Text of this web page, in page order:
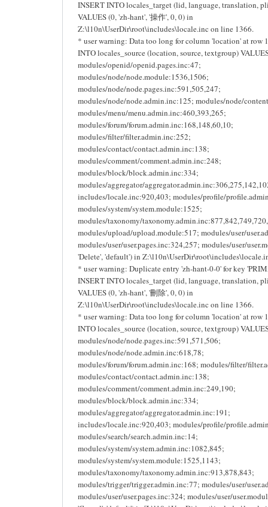
INSERT INTO locales_target (lid, language, translation,
VALUES (0, 'zh-hant', '操作', 0, 0) in
Z:\l10n\UserDir\root\includes\locale.inc on line 1366.
* user warning: Data too long for column 'location' at row
INTO locales_source (location, source, textgroup)
modules/openid/openid.pages.inc:47;
modules/node/node.module:1536,1506;
modules/node/node.pages.inc:591,505,247;
modules/node/node.admin.inc:125; modules/node/
modules/menu/menu.admin.inc:460,393,265;
modules/forum/forum.admin.inc:168,148,60,10;
modules/filter/filter.admin.inc:252;
modules/contact/contact.admin.inc:138;
modules/comment/comment.admin.inc:248;
modules/block/block.admin.inc:334;
modules/aggregator/
includes/locale.inc:920,403; modules/profile/
modules/system/system.module:1525;
modules/taxonomy/
modules/upload/upload.module:517; modules/user/
modules/user/user.pages.inc:324,257; modules/user/
'Delete', 'default') in
* user warning: Duplicate entry 'zh-hant-0-0' for key
INSERT INTO locales_target (lid, language, translation,
VALUES (0, 'zh-hant', '刪除', 0, 0) in
Z:\l10n\UserDir\root\includes\locale.inc on line 1366.
* user warning: Data too long for column 'location' at row
INTO locales_source (location, source, textgroup)
modules/node/node.pages.inc:591,571,506;
modules/node/node.admin.inc:618,78;
modules/forum/forum.admin.inc:168; modules/filter/
modules/contact/contact.admin.inc:138;
modules/comment/comment.admin.inc:249,190;
modules/block/block.admin.inc:334;
modules/aggregator/aggregator.admin.inc:191;
includes/locale.inc:920,403; modules/profile/
modules/search/search.admin.inc:14;
modules/system/system.admin.inc:1082,845;
modules/system/system.module:1525,1143;
modules/taxonomy/taxonomy.admin.inc:913,878,843;
modules/trigger/trigger.admin.inc:77; modules/user/
modules/user/user.pages.inc:324; modules/user/